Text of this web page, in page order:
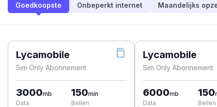
Goedkoopste Onbeperkt internet Maandelijks
Lycamobile
Sim Only Abonnement
3000mb
Data
150min
Bellen
Lycamobile
Sim Only Abonnement
6000mb
Data
150
Bellen